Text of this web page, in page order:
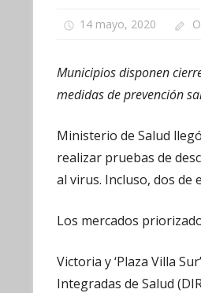
14 mayo, 2020
Municipios disponen
medidas de prevención
Ministerio de Salud
realizar pruebas de
al virus. Incluso, dos
Los mercados
Victoria y ‘Plaza Villa
Integradas de Salud